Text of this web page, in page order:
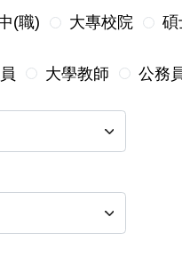
(職) 大專校院 碩
大學教師 公務